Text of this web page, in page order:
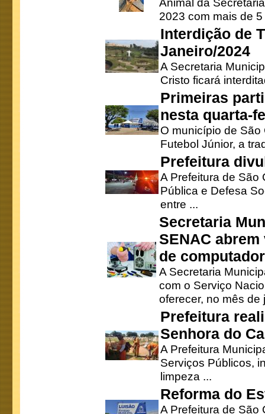
2023 com mais de 5
Interdição de
Janeiro/2024
A Secretaria
Cristo ficará
Primeiras
nesta quarta-
O município de
Futebol Júnior, a
Prefeitura
A Prefeitura de São
Pública e Defesa
entre ...
Secretaria
SENAC
de
A Secretaria
com o Serviço
oferecer, no mês de
Prefeitura
Senhora do
A Prefeitura
Serviços Públicos,
limpeza ...
Reforma do
A Prefeitura de São